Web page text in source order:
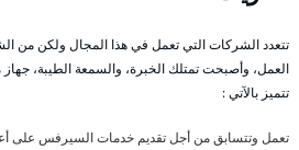
تتعدد الشركات التي تعمل في هذا المجال ولكن من
العمل، وأصبحت تمتلك الخبرة، والسمعة الطيبة،
تتميز بالآتي :
تعمل وتتسابق من أجل تقديم خدمات السيرفس على